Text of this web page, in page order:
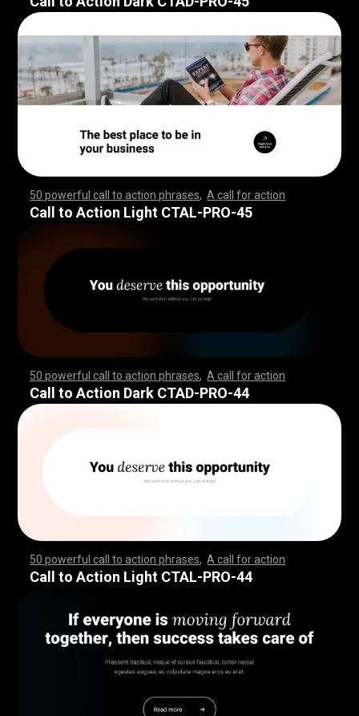
50 powerful call to action phrases ,A call for action
,,,,,,,,,,,,,,,,,,,,,,,,,,,,,,,,,,,, ,,,,,,,,,,,,,,,,,,
,,,,,,,,,,,,,,,,,,,,,,,,,,,,,,,,,,,, ,,,,,,,,,,,,,,,,,,
,,,,,,,,,,,,,,,,,,,,,,,
Call to Action Light CTAL-PRO-45
50 powerful call to action phrases ,A call for action
,,,,,,,,,,,,,,,,,,,,,,,,,,,,,,,,,,,, ,,,,,,,,,,,,,,,,,,
,,,,,,,,,,,,,,,,,,,,,,,,,,,,,,,,,,,, ,,,,,,,,,,,,,,,,,,
,,,,,,,,,,,,,,,,,,,,,,,
Call to Action Dark CTAD-PRO-44
50 powerful call to action phrases ,A call for action
,,,,,,,,,,,,,,,,,,,,,,,,,,,,,,,,,,,, ,,,,,,,,,,,,,,,,,,
,,,,,,,,,,,,,,,,,,,,,,,,,,,,,,,,,,,, ,,,,,,,,,,,,,,,,,,
,,,,,,,,,,,,,,,,,,,,,,,
Call to Action Light CTAL-PRO-44